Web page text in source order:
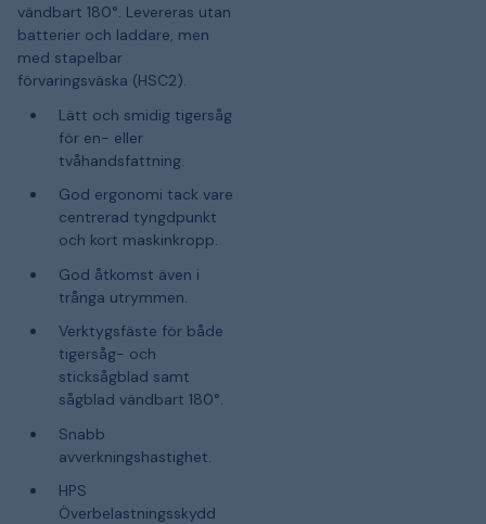
vändbart 180°. Levereras utan
batterier och laddare, men
med stapelbar
förvaringsväska (HSC2).
Lätt och smidig tigersåg
för en- eller
tvåhandsfattning.
God ergonomi tack vare
centrerad tyngdpunkt
och kort maskinkropp.
God åtkomst även i
trånga utrymmen.
Verktygsfäste för både
tigersåg- och
sticksågblad samt
sågblad vändbart 180°.
Snabb
avverkningshastighet.
HPS
Överbelastningsskydd